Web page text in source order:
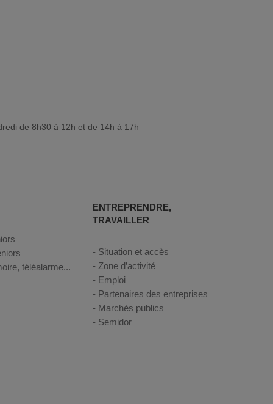
de 8h30 à 12h et de 14h à 17h
téléalarme...
ENTREPRENDRE,
TRAVAILLER
Situation et accès
Zone d’activité
Emploi
Partenaires des entreprises
Marchés publics
Semidor